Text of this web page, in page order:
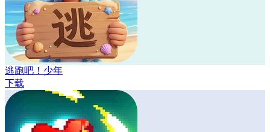
逃跑吧！少年
下载